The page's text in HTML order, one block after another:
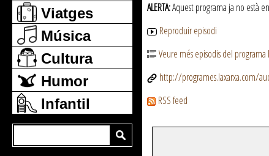
Viatges
Música
Cultura
Humor
Infantil
ALERTA:Aquest programa ja no està
Reproduir episodi
Veure més episodis del
http://programes.laxarxa.com/
RSS feed